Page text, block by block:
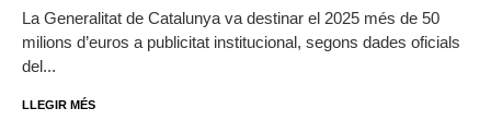
La Generalitat de Catalunya va destinar el 2025 més de 50
milions d’euros a publicitat institucional, segons dades oficials
del...
LLEGIR MÉS